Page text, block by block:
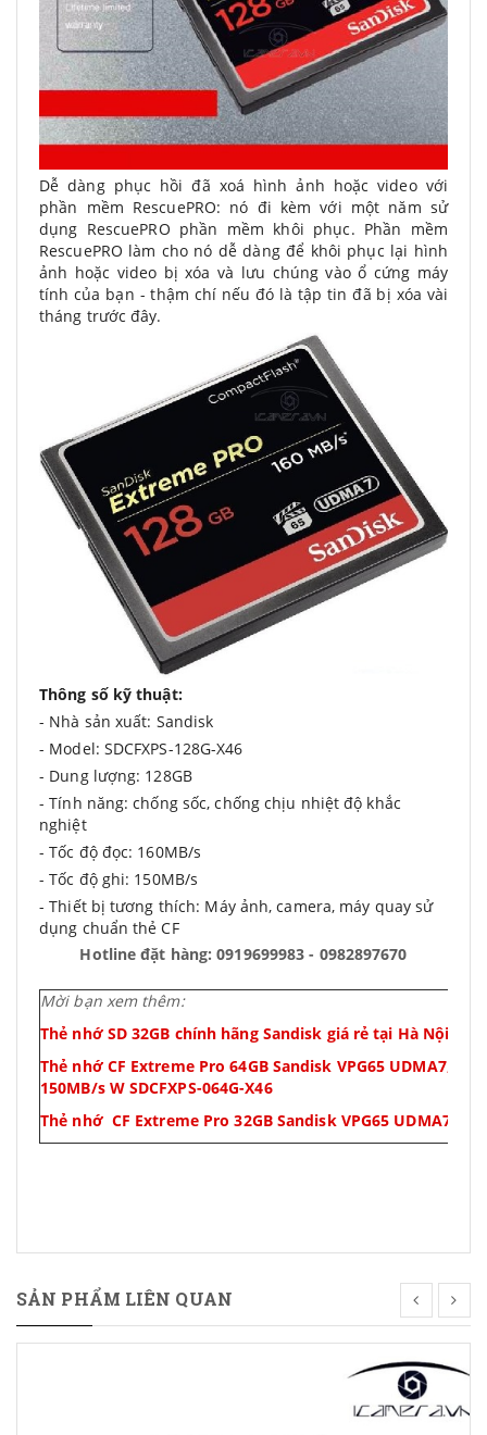
Dễ dàng phục hồi đã xoá hình ảnh hoặc video với
phần mềm RescuePRO: nó đi kèm với một năm sử
dụng RescuePRO phần mềm khôi phục. Phần mềm
RescuePRO làm cho nó dễ dàng để khôi phục lại hình
ảnh hoặc video bị xóa và lưu chúng vào ổ cứng máy
tính của bạn - thậm chí nếu đó là tập tin đã bị xóa vài
tháng trước đây.
Thông số kỹ thuật:
- Nhà sản xuất: Sandisk
- Model: SDCFXPS-128G-X46
- Dung lượng: 128GB
- Tính năng: chống sốc, chống chịu nhiệt độ khắc
nghiệt
- Tốc độ đọc: 160MB/s
- Tốc độ ghi: 150MB/s
- Thiết bị tương thích: Máy ảnh, camera, máy quay sử
dụng chuẩn thẻ CF
Hotline đặt hàng: 0919699983 - 0982897670
Mời bạn xem thêm:
Thẻ nhớ SD 32GB chính hãng Sandisk giá rẻ tại Hà Nội
Thẻ nhớ CF Extreme Pro 64GB Sandisk VPG65 UDMA7,
150MB/s W SDCFXPS-064G-X46
Thẻ nhớ CF Extreme Pro 32GB Sandisk VPG65 UDMA7,
SẢN PHẨM LIÊN QUAN